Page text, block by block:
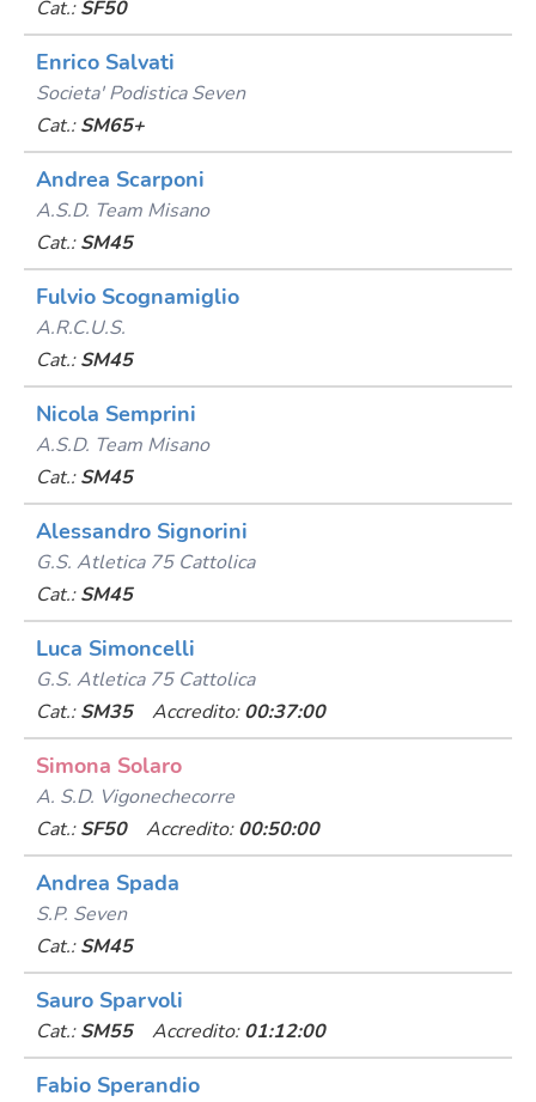
Cat.: SF50
Enrico Salvati
Societa' Podistica Seven
Cat.: SM65+
Andrea Scarponi
A.s.d. Team Misano
Cat.: SM45
Fulvio Scognamiglio
A.r.c.u.s.
Cat.: SM45
Nicola Semprini
A.s.d. Team Misano
Cat.: SM45
Alessandro Signorini
G.s. Atletica 75 Cattolica
Cat.: SM45
Luca Simoncelli
G.s. Atletica 75 Cattolica
Cat.: SM35 Accredito: 00:37:00
Simona Solaro
A. S.d. Vigonechecorre
Cat.: SF50 Accredito: 00:50:00
Andrea Spada
S.p. Seven
Cat.: SM45
Sauro Sparvoli
Cat.: SM55 Accredito: 01:12:00
Fabio Sperandio